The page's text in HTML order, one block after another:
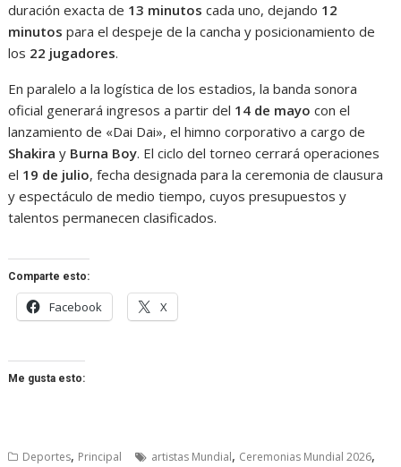
duración exacta de 13 minutos cada uno, dejando 12
minutos para el despeje de la cancha y posicionamiento de
los 22 jugadores.
En paralelo a la logística de los estadios, la banda sonora
oficial generará ingresos a partir del 14 de mayo con el
lanzamiento de «Dai Dai», el himno corporativo a cargo de
Shakira y Burna Boy. El ciclo del torneo cerrará operaciones
el 19 de julio, fecha designada para la ceremonia de clausura
y espectáculo de medio tiempo, cuyos presupuestos y
talentos permanecen clasificados.
Comparte esto:
Facebook X
Me gusta esto:
Deportes, Principal artistas Mundial, Ceremonias Mundial 2026,